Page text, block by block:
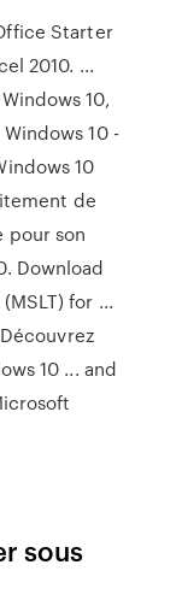
Starter
2010. ...
10,
10 -
10
de
pour son
Download
for ...
10 ... and
sous